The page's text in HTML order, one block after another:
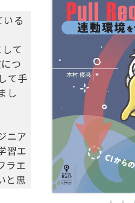
る
て
つ
て手
し
ニア
習エ
ラエ
と思